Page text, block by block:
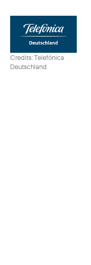
Credits: Telefónica
Deutschland